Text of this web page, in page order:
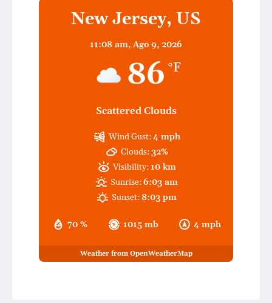
New Jersey, US
11:08 am, Ago 9, 2026
86 °F
Scattered Clouds
70 % 1015 mb 4 mph
Wind Gust:4 mph
Clouds:32%
Visibility: 10 km
Sunrise:6:03 am
Sunset:8:03 pm
Weather from OpenWeatherMap